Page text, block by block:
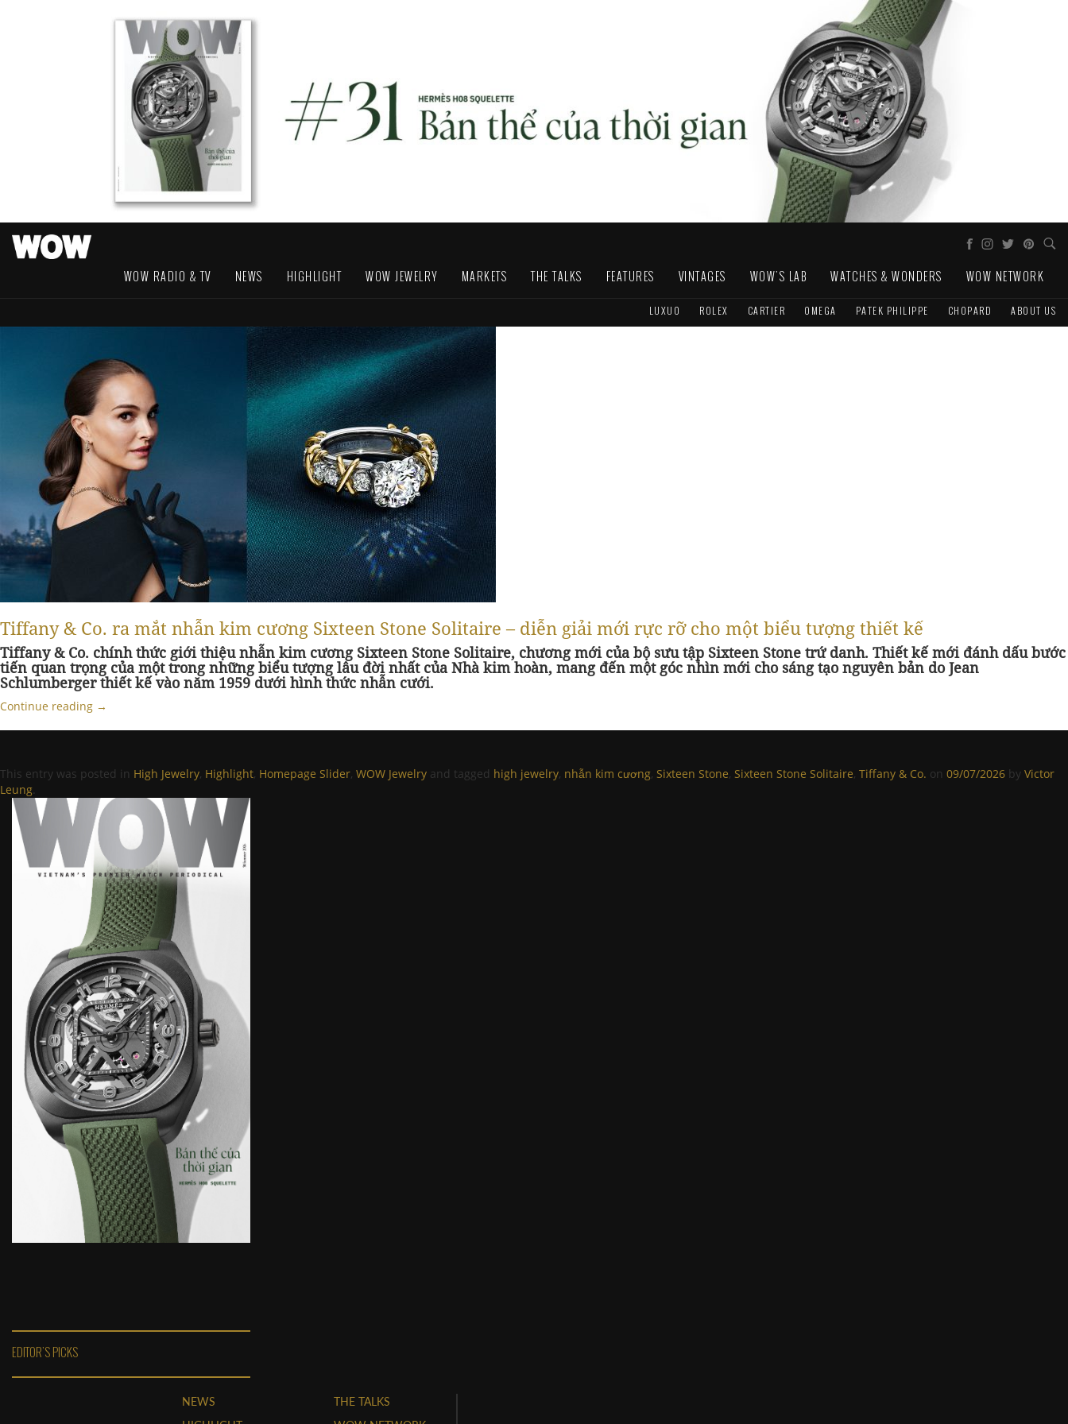
WOW RADIO & TV NEWS HIGHLIGHT WOW JEWELRY MARKETS THE TALKS FEATURES VINTAGES WOW'S LAB WATCHES & WONDERS WOW NETWORK
LUXUO ROLEX CARTIER OMEGA PATEK PHILIPPE CHOPARD ABOUT US
Tiffany & Co. ra mắt nhẫn kim cương Sixteen Stone Solitaire – diễn giải mới rực rỡ cho một biểu tượng thiết kế
Tiffany & Co. chính thức giới thiệu nhẫn kim cương Sixteen Stone Solitaire, chương mới của bộ sưu tập Sixteen Stone trứ danh. Thiết kế mới đánh dấu bước
tiến quan trọng của một trong những biểu tượng lâu đời nhất của Nhà kim hoàn, mang đến một góc nhìn mới cho sáng tạo nguyên bản do Jean
Schlumberger thiết kế vào năm 1959 dưới hình thức nhẫn cưới.
Continue reading →
This entry was posted in High Jewelry, Highlight, Homepage Slider, WOW Jewelry and tagged high jewelry, nhẫn kim cương, Sixteen Stone, Sixteen Stone Solitaire, Tiffany & Co. on 09/07/2026 by Victor
Leung.
EDITOR'S PICKS
NEWS
THE TALKS